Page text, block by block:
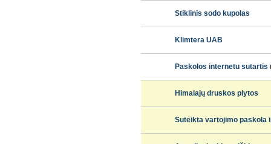
Stiklinis sodo kupolas
Klimtera UAB
Paskolos internetu sutartis
Himalajų druskos plytos
Suteikta vartojimo paskola